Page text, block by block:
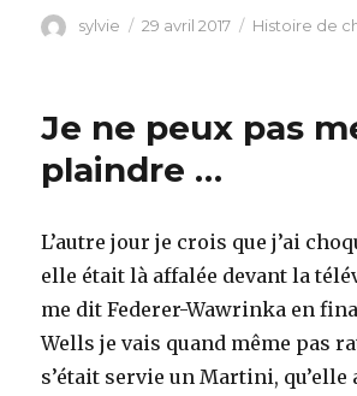
Auteur
sylvie
Publié
29 avril 2017 Catégories
Histoire de
Je ne peux pas
plaindre …
L’autre jour je crois que j’ai
elle était là affalée devant la
me dit Federer-Wawrinka en
Wells je vais quand même pas
s’était servie un Martini, qu’elle